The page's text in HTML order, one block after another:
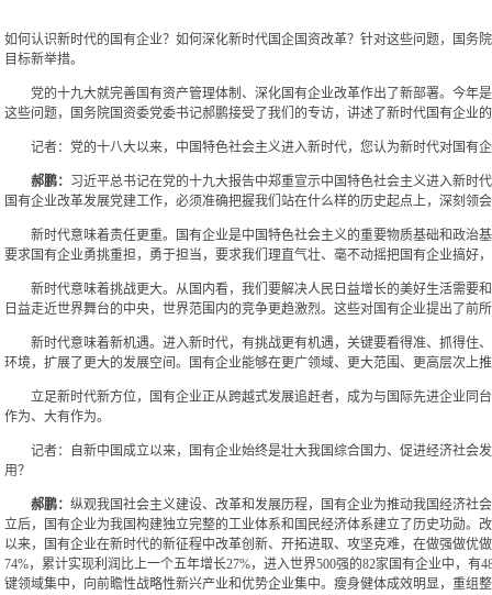
如何认识新时代的国有企业？如何深化新时代国企国资改革？针对这些问题，国
目标新举措。
党的十九大就完善国有资产管理体制、深化国有企业改革作出了新部署。今
这些问题，国务院国资委党委书记郝鹏接受了我们的专访，讲述了新时代国有企业
记者：党的十八大以来，中国特色社会主义进入新时代，您认为新时代对国有
郝鹏： 习近平总书记在党的十九大报告中郑重宣示中国特色社会主义进入新时
国有企业改革发展党建工作，必须准确把握我们站在什么样的历史起点上，深刻领
新时代意味着责任更重。国有企业是中国特色社会主义的重要物质基础和政治
要求国有企业勇挑重担，勇于担当，要求我们理直气壮、毫不动摇把国有企业搞好
新时代意味着挑战更大。从国内看，我们要解决人民日益增长的美好生活需要
日益走近世界舞台的中央，世界范围内的竞争更趋激烈。这些对国有企业提出了
新时代意味着新机遇。进入新时代，有挑战更有机遇，关键要看得准、抓得住
环境，扩展了更大的发展空间。国有企业能够在更广领域、更大范围、更高层次
立足新时代新方位，国有企业正从跨越式发展追赶者，成为与国际先进企业同
作为、大有作为。
记者：自新中国成立以来，国有企业始终是壮大我国综合国力、促进经济社会
用？
郝鹏： 纵观我国社会主义建设、改革和发展历程，国有企业为推动我国经济社
立后，国有企业为我国构建独立完整的工业体系和国民经济体系建立了历史功勋
以来，国有企业在新时代的新征程中改革创新、开拓进取、攻坚克难，在做强做
74%，累计实现利润比上一个五年增长27%，进入世界500强的82家国有企业中，
键领域集中，向前瞻性战略性新兴产业和优势企业集中。瘦身健体成效明显，重组